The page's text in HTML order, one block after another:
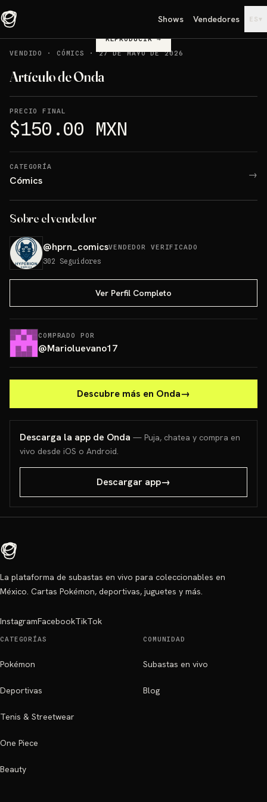
Shows Vendedores ES ▾
REPRODUCIR→
VENDIDO
· CÓMICS ·27 DE MAYO DE 2026
Artículo de Onda
PRECIO FINAL
$150.00 MXN
CATEGORÍA
Cómics →
Sobre el vendedor
@hprn_comicsVENDEDOR VERIFICADO
302 Seguidores
Ver Perfil Completo
COMPRADO POR
@Marioluevano17
Descubre más en Onda→
Descarga la app de Onda — Puja, chatea y compra en
vivo desde iOS o Android.
Descargar app→
La plataforma de subastas en vivo para coleccionables en
México. Cartas Pokémon, deportivas, juguetes y más.
InstagramFacebookTikTok
CATEGORÍAS
Pokémon
Deportivas
Tenis & Streetwear
One Piece
Beauty
COMUNIDAD
Subastas en vivo
Blog